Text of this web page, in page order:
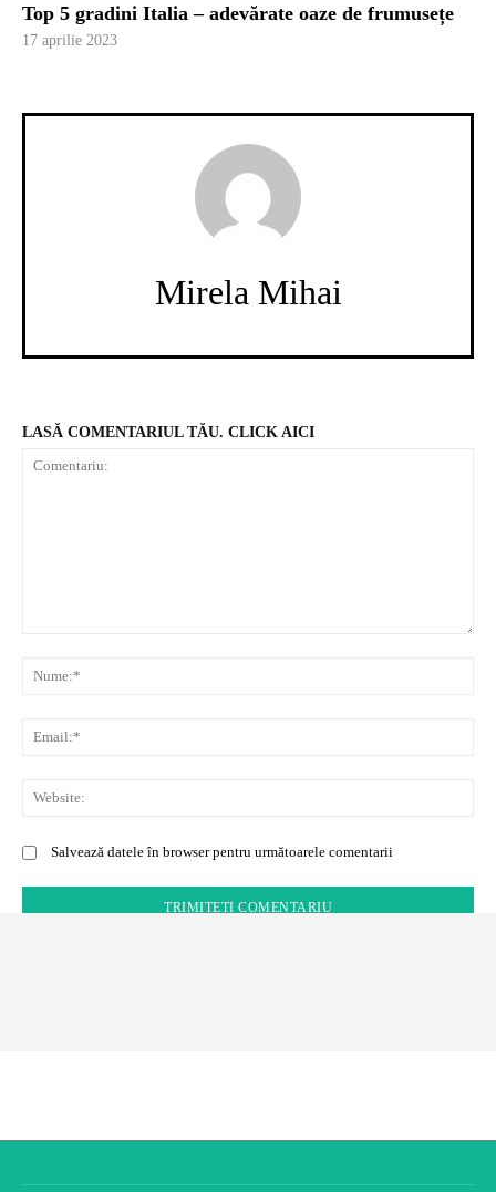
Top 5 gradini Italia – adevărate oaze de frumusețe
17 aprilie 2023
Mirela Mihai
LASĂ COMENTARIUL TĂU. CLICK AICI
Salvează datele în browser pentru următoarele comentarii